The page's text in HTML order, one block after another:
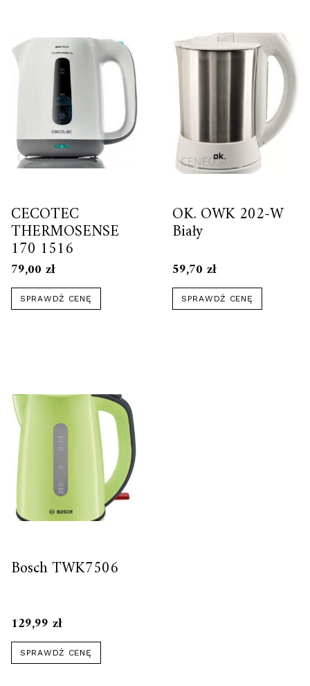
CECOTEC
THERMOSENSE
170 1516
79,00 zł
SPRAWDŹ CENĘ
OK. OWK 202-W
Biały
59,70 zł
SPRAWDŹ CENĘ
Bosch TWK7506
129,99 zł
SPRAWDŹ CENĘ